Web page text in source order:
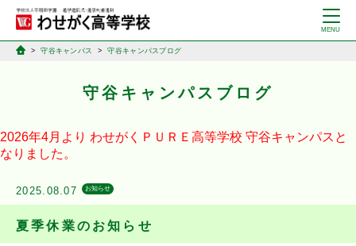
守谷キャンパス 守谷キャンパスブログ
守谷キャンパスブログ
2026年4月より わせがくＰＵＲＥ高等学校 守谷キャンパスと
なりました。
2025.08.07 お知らせ
夏季休業のお知らせ